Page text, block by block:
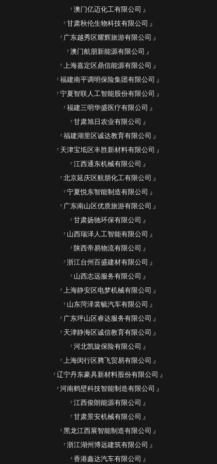
澳门亿迈化工有限公司
甘肃秋伦生物科技有限公司
广东越秀区耀辉旅游有限公司
澳门航朋新能源有限公司
上海嘉定区鼎信能源有限公司
福建南平调明保险集团有限公司
宁夏智联人工智能股份有限公司
福建三明华盛医疗有限公司
甘肃旭日农业有限公司
福建湖里区诚达教育有限公司
天津宝坻区丰胜新材料有限公司
江西通东机械有限公司
北京延庆区航朋化工有限公司
宁夏悦东智能制造有限公司
广东南山区优质旅游有限公司
甘肃扬驰环保有限公司
山西瑞泽人工智能有限公司
陕西帝易物流有限公司
浙江台州百盛建材有限公司
山西志远服务有限公司
上海静安区电梦机械有限公司
山东菏泽裳毓汽车有限公司
广东坪山区睿达服务有限公司
天津静海区诚信教育有限公司
河北凯旋保险有限公司
上海闵行区腾飞贸易有限公司
辽宁丹东豪具新材料股份有限公司
河南鹤壁科技智能制造有限公司
江西俊朗能源有限公司
甘肃景安机械有限公司
黑龙江西展智能制造有限公司
浙江湖州博远建筑有限公司
香港鑫达汽车有限公司